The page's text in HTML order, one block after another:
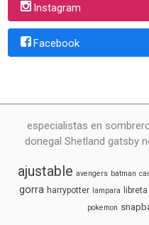
Instagram
Facebook
especialistas en
donegal Shetland gatsby
ajustable avengers batman
gorra harrypotter lampara libreta
pokemon